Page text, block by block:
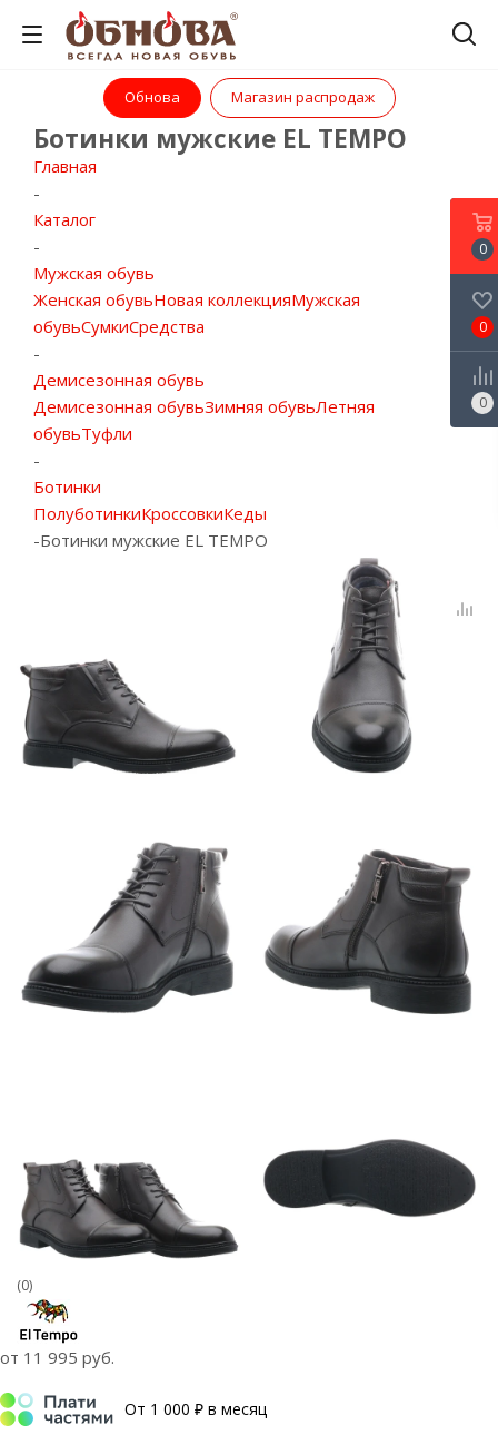
Обнова Магазин распродаж
Ботинки мужские EL TEMPO
Главная
-
Каталог
-
Мужская обувь
Женская обувьНовая коллекцияМужская
обувьСумкиСредства
-
Демисезонная обувь
Демисезонная обувьЗимняя обувьЛетняя
обувьТуфли
-
Ботинки
ПолуботинкиКроссовкиКеды
-Ботинки мужские EL TEMPO
(0)
от 11 995 руб.
От 1 000 ₽ в месяц
0
0
0